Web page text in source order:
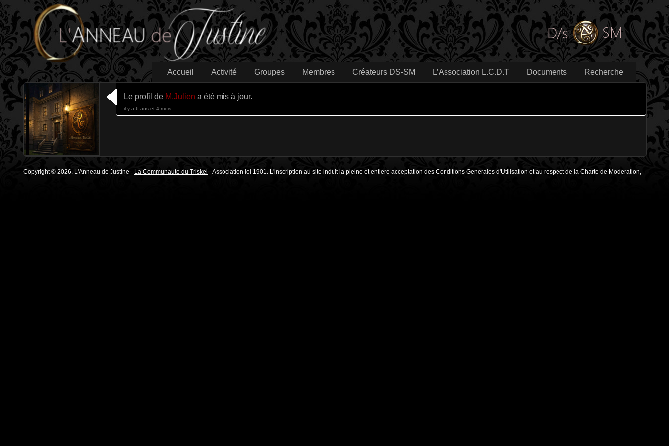
Accueil Activité Groupes Membres Créateurs DS-SM L’Association L.C.D.T Documents Recherche
Le profil de M.Julien a été mis à jour.
il y a 6 ans et 4 mois
Copyright © 2026. L'Anneau de Justine - La Communaute du Triskel - Association loi 1901. L'inscription au site induit la pleine et entiere acceptation des Conditions Generales d'Utilisation et au respect de la Charte de Moderation,